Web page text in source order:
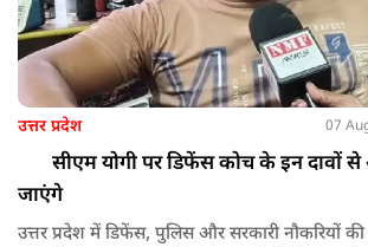
उत्तर प्रदेश 07
सीएम योगी पर डिफेंस कोच के इन दावों
जाएंगे
उत्तर प्रदेश में डिफेंस, पुलिस और सरकारी नौकरियों